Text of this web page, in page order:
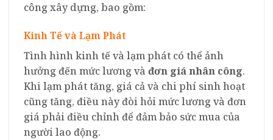
công xây dựng, bao gồm:
Kinh Tế và Lạm Phát
Tình hình kinh tế và lạm phát có thể ảnh
hưởng đến mức lương và đơn giá nhân công.
Khi lạm phát tăng, giá cả và chi phí sinh hoạt
cũng tăng, điều này đòi hỏi mức lương và đơn
giá phải điều chỉnh để đảm bảo sức mua của
người lao động.